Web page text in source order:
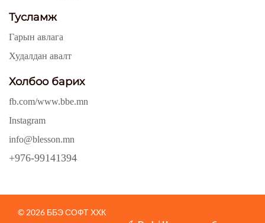
Тусламж
Гарын авлага
Худалдан авалт
Холбоо барих
fb.com/www.bbe.mn
Instagram
info@blesson.mn
+976-99141394
© 2026 ББЭ СОФТ ХХК